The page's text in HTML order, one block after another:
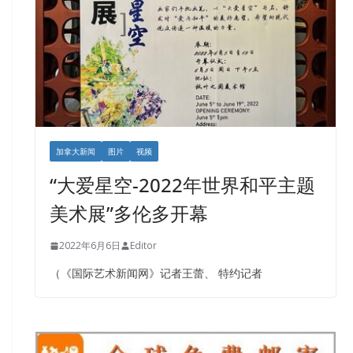
加拿大新闻 图片 视频
“大爱星空-2022年世界和平主题
美术展”多伦多开幕
2022年6月6日 Editor
（《国际艺术新闻网》记者王蕾、 特约记者